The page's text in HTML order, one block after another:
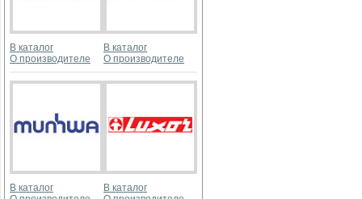
В каталог
О производителе
В каталог
О производителе
В каталог
В каталог